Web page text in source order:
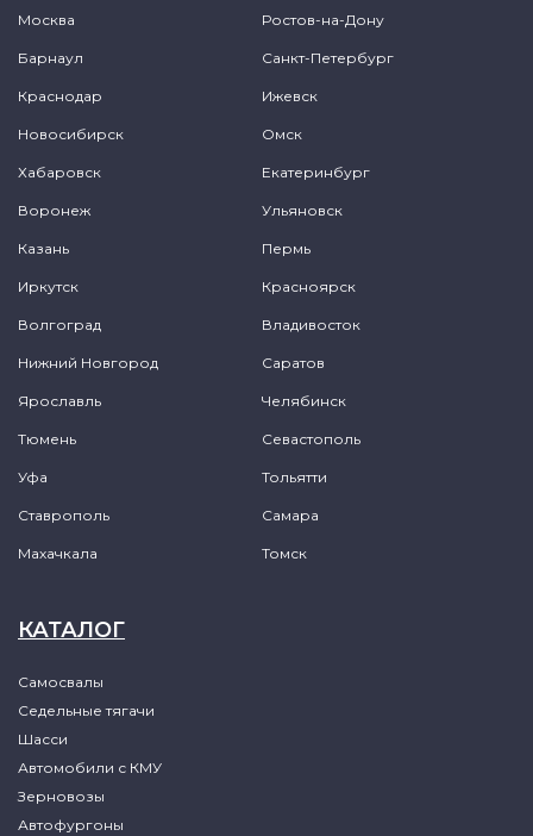
Москва Ростов-на-Дону
Барнаул Санкт-Петербург
Краснодар Ижевск
Новосибирск Омск
Хабаровск Екатеринбург
Воронеж Ульяновск
Казань Пермь
Иркутск Красноярск
Волгоград Владивосток
Нижний Новгород Саратов
Ярославль Челябинск
Тюмень Севастополь
Уфа Тольятти
Ставрополь Самара
Махачкала Томск
КАТАЛОГ
Самосвалы
Седельные тягачи
Шасси
Автомобили с КМУ
Зерновозы
Автофургоны